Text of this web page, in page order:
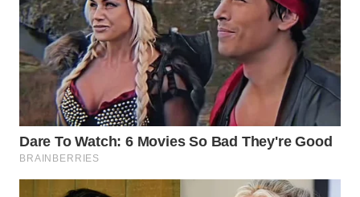
TENGAH
WN DELI
SERDANG
WN
TEBING
TINGGI